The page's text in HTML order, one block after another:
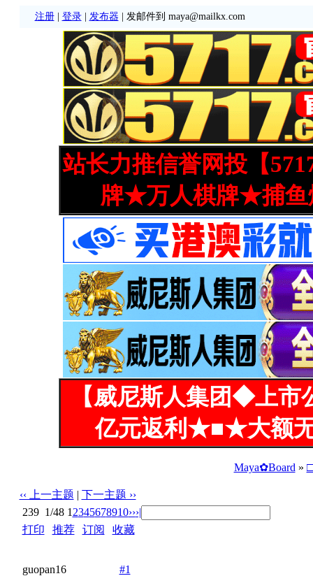
注册| 登录| 发布器 | 发邮件到 maya@mailkx.com
站长力推信誉网投【
牌★万人棋牌★捕鱼
【威尼斯人集团◆上
亿元返利★■★大额
Maya✿Board »
‹‹ 上一主题 | 下一主题 ››
239 1/48 1 2345678910›››|
打印
推荐| 订阅
收藏
guopan16
#1